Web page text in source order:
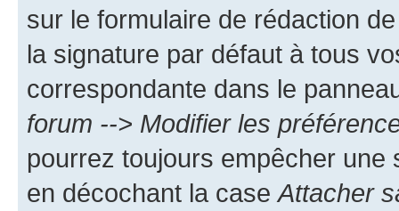
sur le formulaire de rédaction
la signature par défaut à tous
correspondante dans le
forum --> Modifier les
pourrez toujours empêcher une
en décochant la case Attacher